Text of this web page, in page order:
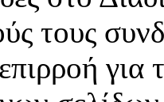
τους
για